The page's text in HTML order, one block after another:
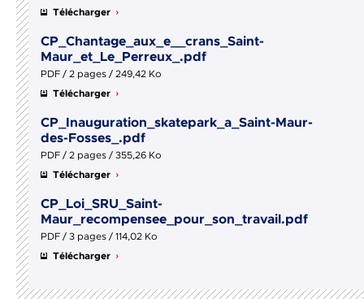
Télécharger
CP_Chantage_aux_e__crans_Saint-
Maur_et_Le_Perreux_.pdf
PDF / 2 pages / 249,42 Ko
Télécharger
CP_Inauguration_skatepark_a_Saint-Maur-
des-Fosses_.pdf
PDF / 2 pages / 355,26 Ko
Télécharger
CP_Loi_SRU_Saint-
Maur_recompensee_pour_son_travail.pdf
PDF / 3 pages / 114,02 Ko
Télécharger